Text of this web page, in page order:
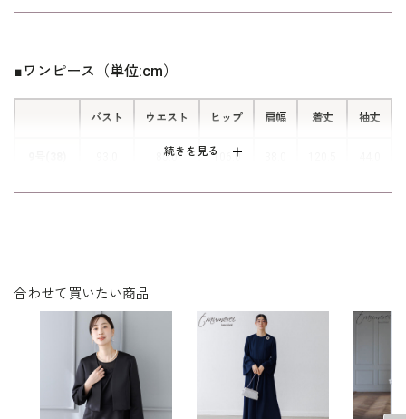
す。 ご自身の体型より実寸法に8cm程度のゆとりあるサイズをお
緩やかに流れるヘムラインが、クラシ
続きを見る
■ワンピース（単位:cm）
バスト ウエスト ヒップ 肩幅 着丈 袖丈
85.0 106.0
13号(42) 101.0 93.0 114.0 39.0 122.5 45.0
裏地 ポリエステル100％
洗濯方法：クリーニング
後ろファスナー
※モデル着用：
バッグ /
※モデル：身長165cm 9号着用
合わせて買いたい商品